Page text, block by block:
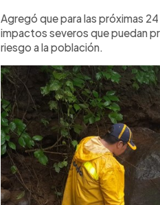
Agregó que para las próximas
impactos severos que puedan
riesgo a la población.